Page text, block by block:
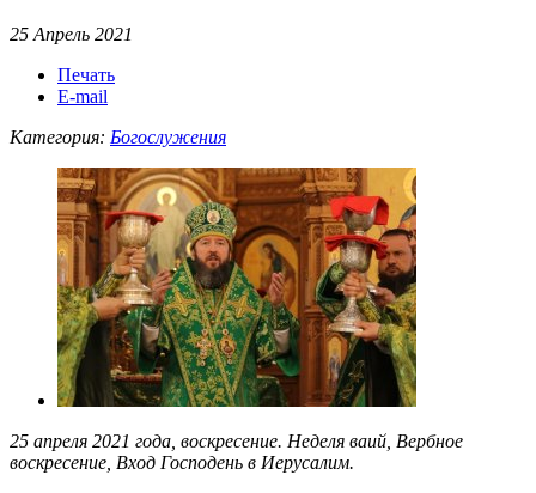
25 Апрель 2021
Печать
E-mail
Категория: Богослужения
25 апреля 2021 года, воскресение. Неделя ваий, Вербное
воскресение, Вход Господень в Иерусалим.